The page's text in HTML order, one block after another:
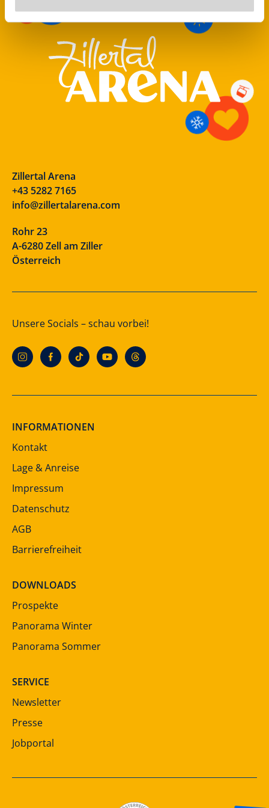
Zillertal Arena
+43 5282 7165
info@zillertalarena.com
Rohr 23
A-6280 Zell am Ziller
Österreich
Unsere Socials – schau vorbei!
INFORMATIONEN
Kontakt
Lage & Anreise
Impressum
Datenschutz
AGB
Barrierefreiheit
DOWNLOADS
Prospekte
Panorama Winter
Panorama Sommer
SERVICE
Newsletter
Presse
Jobportal